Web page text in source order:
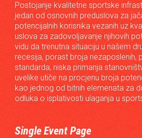
Postojanje kvalitetne sportske
jedan od osnovnih preduslova za
potencijalnih korisnika vezanih uz
uslova za zadovoljavanje njihovih
vidu da trenutna situaciju u našem
recesija, porast broja nezaposlenih,
standarda, niska primanja
uvelike utiče na procjenu broja
kao jednog od bitnih elemenata za
odluka o isplativosti ulaganja u
Single Event Page